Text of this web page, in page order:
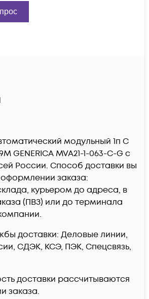
модульный 1п C
GENERICA MVA21-1-063-C-G c
России. Способ доставки вы
заказа:
курьером до адреса, в
(ПВЗ) или до терминала
доставки: Деловые линии,
СДЭК, КСЭ, ПЭК, Спецсвязь,
доставки рассчитываются
заказа.